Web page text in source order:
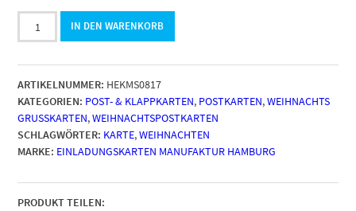
10
Weihnachtskarten
Umschlag
Set
Weihnachten
im
Postkarten
Format
Weihnachten
/
IN DEN WARENKORB
ARTIKELNUMMER: HEKMS0817
KATEGORIEN: POST- & KLAPPKARTEN, POSTKARTEN,WEIHNACHTS
GRUSSKARTEN ,WEIHNACHTSPOSTKARTEN
SCHLAGWÖRTER: KARTE,WEIHNACHTEN
MARKE: EINLADUNGSKARTEN MANUFAKTUR HAMBURG
PRODUKT TEILEN: